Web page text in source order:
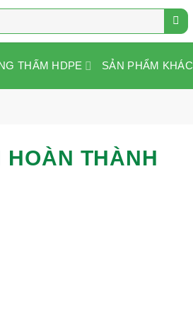
THẤM HDPE SẢN PHẨM KHÁC
HOÀN THÀNH